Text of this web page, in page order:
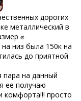
дорогих
металлический в
✊
низ была 150к на
до приятной
на данный
ее получаю
комфорта!!! просто